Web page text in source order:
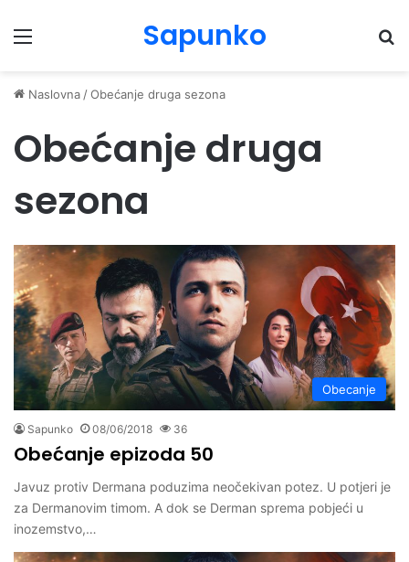
Menu Sapunko
Naslovna /Obećanje druga sezona
Obećanje druga
sezona
Obecanje
Sapunko 08/06/2018 36
Obećanje epizoda 50
Javuz protiv Dermana poduzima neočekivan potez. U potjeri je
za Dermanovim timom. A dok se Derman sprema pobjeći u
inozemstvo,…